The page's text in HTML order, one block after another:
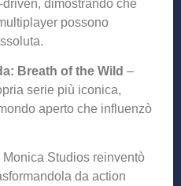
dimostrando che
possono
Breath of the Wild –
serie più iconica,
aperto che influenzò
Monica Studios reinventò
da action